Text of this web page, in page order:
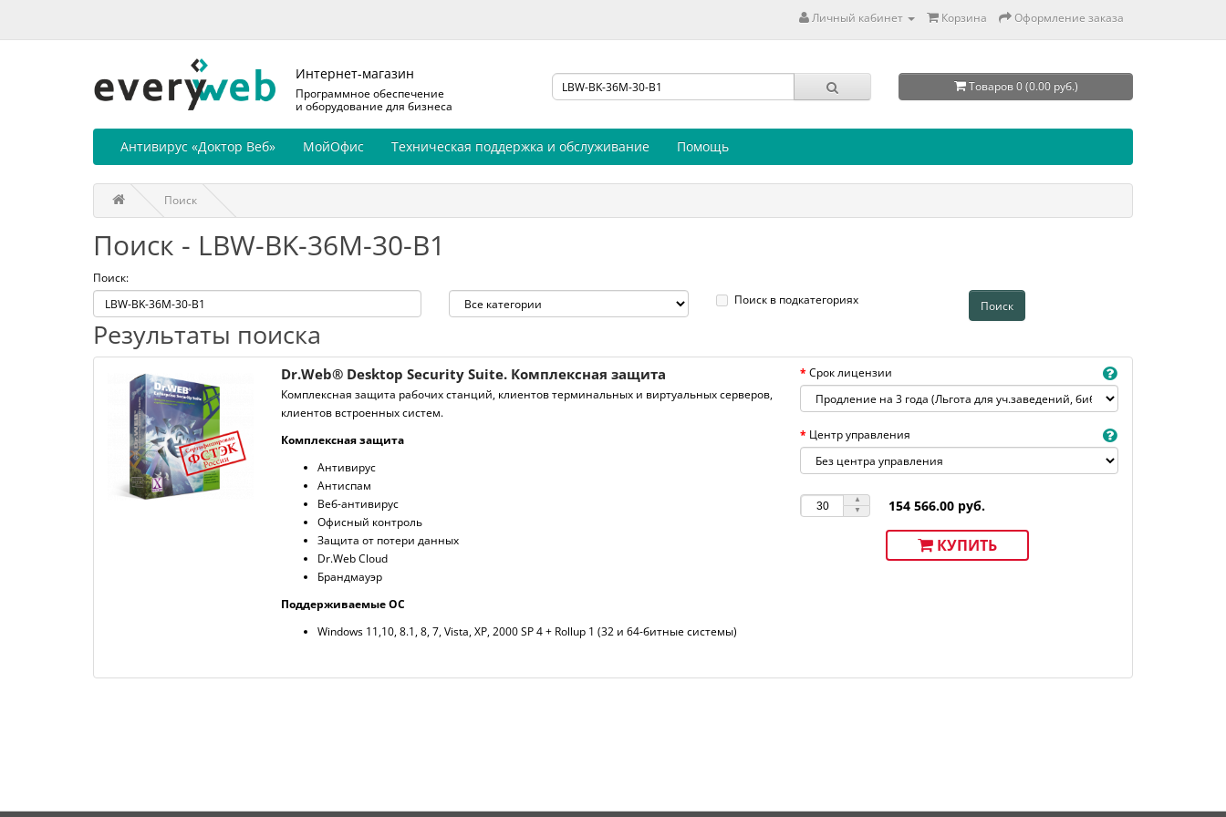
Личный кабинет Корзина Оформление заказа
Интернет-магазин
Программное обеспечение
и оборудование для бизнеса
Товаров 0 (0.00 руб.)
Антивирус «Доктор Веб» МойОфис Техническая поддержка и обслуживание Помощь
Поиск
Поиск - LBW-BK-36M-30-B1
Поиск:
Поиск в подкатегориях
Результаты поиска
Dr.Web® Desktop Security Suite. Комплексная защита
Комплексная защита рабочих станций, клиентов терминальных и виртуальных серверов,
клиентов встроенных систем.
Комплексная защита
Антивирус
Антиспам
Веб-антивирус
Офисный контроль
Защита от потери данных
Dr.Web Cloud
Брандмауэр
Поддерживаемые ОС
Windows 11,10, 8.1, 8, 7, Vista, XP, 2000 SP 4 + Rollup 1 (32 и 64-битные системы)
Срок лицензии
Центр управления
154 566.00 руб.
КУПИТЬ